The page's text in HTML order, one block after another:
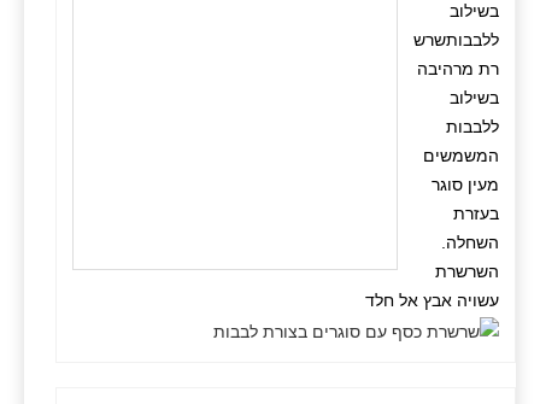
בשילוב
ללבבותשרש
רת מרהיבה
בשילוב
ללבבות
המשמשים
מעין סוגר
בעזרת
השחלה.
השרשרת
עשויה אבץ אל חלד